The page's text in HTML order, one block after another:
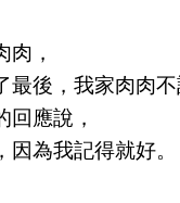
肉，
最後，我家肉肉不
回應說，
因為我記得就好。